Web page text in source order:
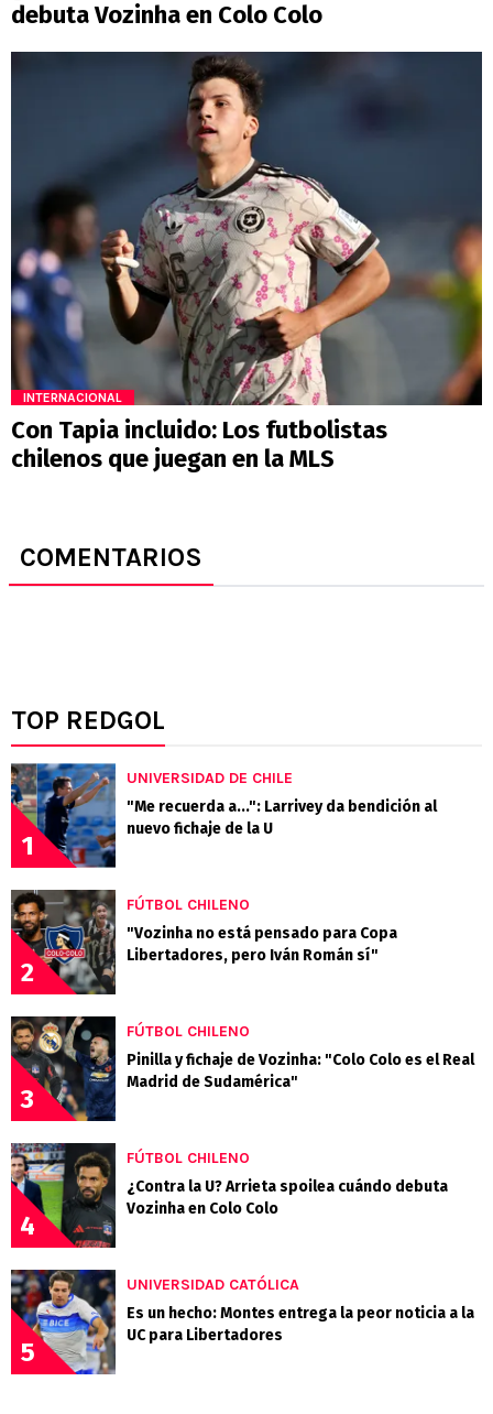
debuta Vozinha en Colo Colo
INTERNACIONAL
Con Tapia incluido: Los futbolistas
chilenos que juegan en la MLS
COMENTARIOS
TOP REDGOL
1
UNIVERSIDAD DE CHILE
"Me recuerda a...": Larrivey da bendición al
nuevo fichaje de la U
2
FÚTBOL CHILENO
"Vozinha no está pensado para Copa
Libertadores, pero Iván Román sí"
3
FÚTBOL CHILENO
Pinilla y fichaje de Vozinha: "Colo Colo es el Real
Madrid de Sudamérica"
4
FÚTBOL CHILENO
¿Contra la U? Arrieta spoilea cuándo debuta
Vozinha en Colo Colo
5
UNIVERSIDAD CATÓLICA
Es un hecho: Montes entrega la peor noticia a la
UC para Libertadores